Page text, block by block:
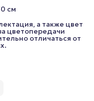
см
а также цвет
цветопередачи
отличаться от